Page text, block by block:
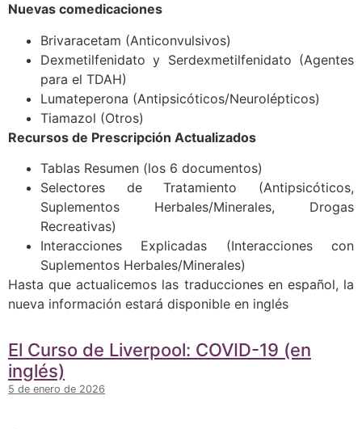
Nuevas comedicaciones
Brivaracetam (Anticonvulsivos)
Dexmetilfenidato y Serdexmetilfenidato (Agentes
para el TDAH)
Lumateperona (Antipsicóticos/Neurolépticos)
Tiamazol (Otros)
Recursos de Prescripción Actualizados
Tablas Resumen (los 6 documentos)
Selectores de Tratamiento (Antipsicóticos,
Suplementos Herbales/Minerales, Drogas
Recreativas)
Interacciones Explicadas (Interacciones con
Suplementos Herbales/Minerales)
Hasta que actualicemos las traducciones en español, la
nueva información estará disponible en inglés
El Curso de Liverpool: COVID-19 (en
inglés)
5 de enero de 2026